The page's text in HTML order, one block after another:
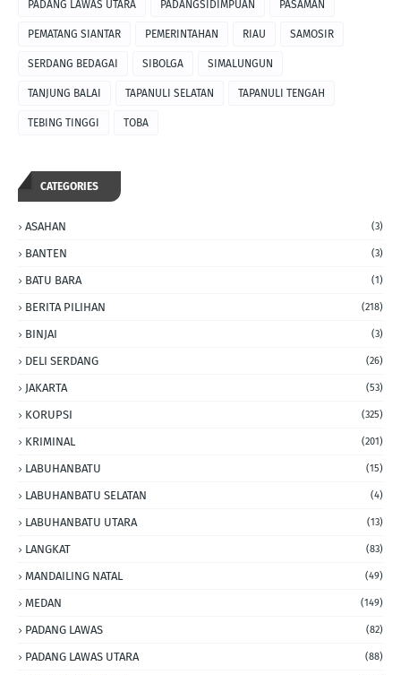
PADANG LAWAS UTARA PADANGSIDIMPUAN PASAMAN
PEMATANG SIANTAR PEMERINTAHAN RIAU SAMOSIR
SERDANG BEDAGAI SIBOLGA SIMALUNGUN
TANJUNG BALAI TAPANULI SELATAN TAPANULI TENGAH
TEBING TINGGI TOBA
CATEGORIES
ASAHAN (3)
BANTEN (3)
BATU BARA (1)
BERITA PILIHAN (218)
BINJAI (3)
DELI SERDANG (26)
JAKARTA (53)
KORUPSI (325)
KRIMINAL (201)
LABUHANBATU (15)
LABUHANBATU SELATAN (4)
LABUHANBATU UTARA (13)
LANGKAT (83)
MANDAILING NATAL (49)
MEDAN (149)
PADANG LAWAS (82)
PADANG LAWAS UTARA (88)